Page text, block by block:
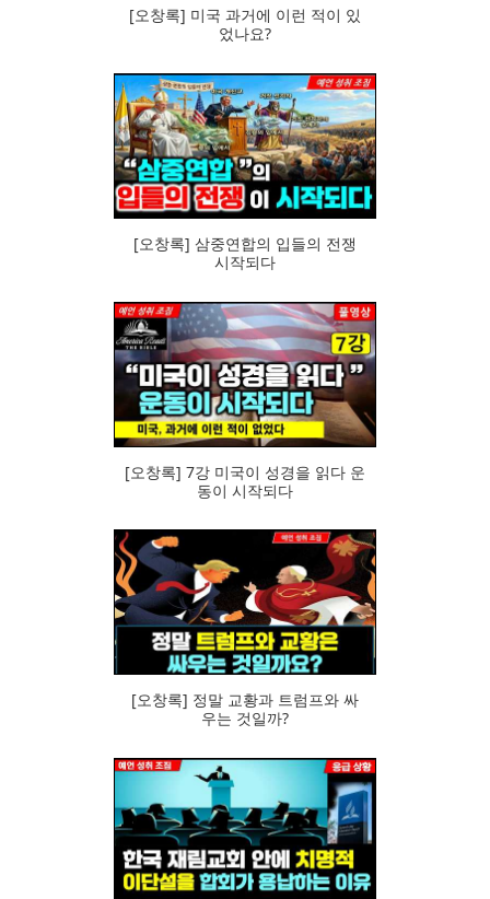
[오창록] 미국 과거에 이런 적이 있
었나요?
86
[오창록] 삼중연합의 입들의 전쟁
시작되다
84
[오창록] 7강 미국이 성경을 읽다 운
동이 시작되다
81
[오창록] 정말 교황과 트럼프와 싸
우는 것일까?
95